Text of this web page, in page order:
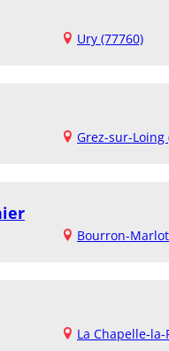
Ury (77760)
Grez-sur-Loing
Bourron-
La Chapelle-la-